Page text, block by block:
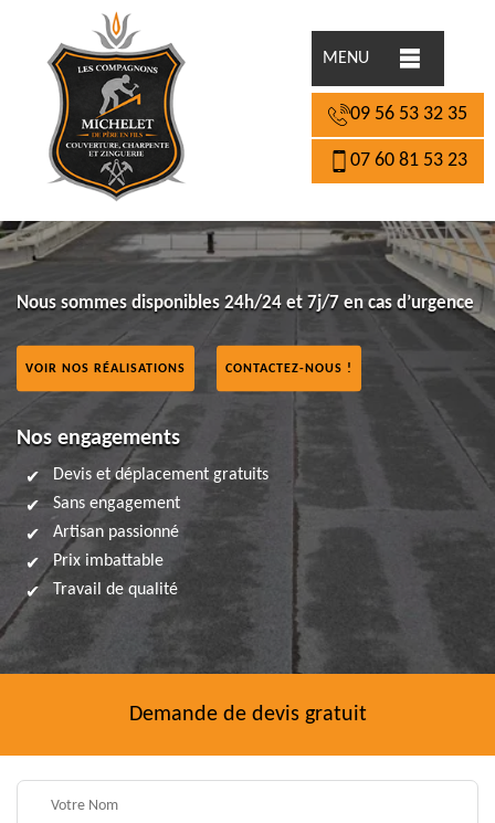
MENU
09 56 53 32 35
07 60 81 53 23
Nous sommes disponibles 24h/24 et 7j/7 en cas d’urgence
VOIR NOS RÉALISATIONS CONTACTEZ-NOUS !
Nos engagements
Devis et déplacement gratuits
Sans engagement
Artisan passionné
Prix imbattable
Travail de qualité
Demande de devis gratuit